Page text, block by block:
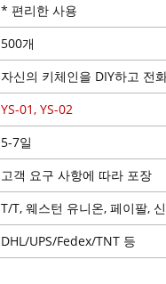
* 편리한 사용
500개
자신의 키체인을 DIY하고 전
YS-01, YS-02
5-7일
고객 요구 사항에 따라 포장
T/T, 웨스턴 유니온, 페이팔,
DHL/UPS/Fedex/TNT 등